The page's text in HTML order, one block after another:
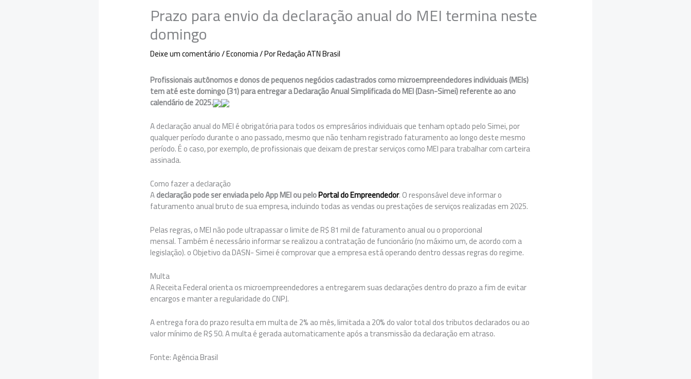
Prazo para envio da declaração anual do MEI termina neste
domingo
Deixe um comentário/Economia/ PorRedação ATN Brasil
Profissionais autônomos e donos de pequenos negócios cadastrados como microempreendedores individuais (MEIs)
tem até este domingo (31) para entregar a Declaração Anual Simplificada do MEI (Dasn-Simei) referente ao ano
calendário de 2025.
A declaração anual do MEI é obrigatória para todos os empresários individuais que tenham optado pelo Simei, por
qualquer período durante o ano passado, mesmo que não tenham registrado faturamento ao longo deste mesmo
período. É o caso, por exemplo, de profissionais que deixam de prestar serviços como MEI para trabalhar com carteira
assinada.
Como fazer a declaração
Adeclaração pode ser enviada pelo App MEI ou peloPortal do Empreendedor. O responsável deve informar o
faturamento anual bruto de sua empresa, incluindo todas as vendas ou prestações de serviços realizadas em 2025.
Pelas regras, o MEI não pode ultrapassar o limite de R$ 81 mil de faturamento anual ou o proporcional
mensal. Também é necessário informar se realizou a contratação de funcionário (no máximo um, de acordo com a
legislação). o Objetivo da DASN- Simei é comprovar que a empresa está operando dentro dessas regras do regime.
Multa
A Receita Federal orienta os microempreendedores a entregarem suas declarações dentro do prazo a fim de evitar
encargos e manter a regularidade do CNPJ.
A entrega fora do prazo resulta em multa de 2% ao mês, limitada a 20% do valor total dos tributos declarados ou ao
valor mínimo de R$ 50. A multa é gerada automaticamente após a transmissão da declaração em atraso.
Fonte: Agência Brasil